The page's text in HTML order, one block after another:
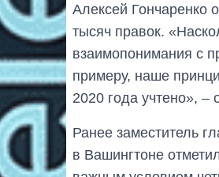
Алексей Гончаренко
тысяч правок.
взаимопонимания с
примеру, наше
2020 года учтено», –
Ранее заместитель
в Вашингтоне